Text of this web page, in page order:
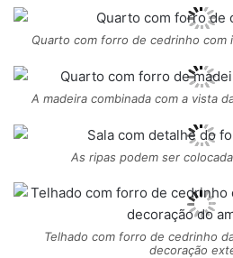
Quarto com forro de cedrinho com
A madeira combinada com a vista
As ripas podem ser
Telhado com forro de cedrinho
decoração